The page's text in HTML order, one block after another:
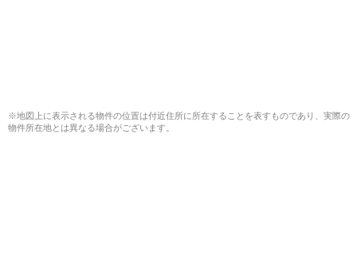
※地図上に表示される物件の位置は付近住所に所在することを表すものであり、実際の
物件所在地とは異なる場合がございます。